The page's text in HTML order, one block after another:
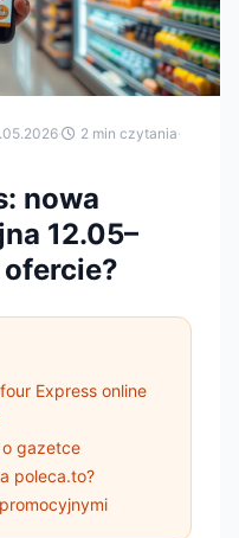
· 2 min czytania·
nowa
12.05–
Express online
gazetce
poleca.to?